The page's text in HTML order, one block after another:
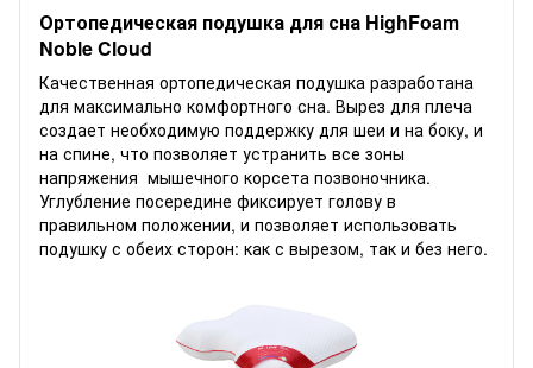
Ортопедическая подушка для сна HighFoam
Noble Cloud
Качественная ортопедическая подушка разработана
для максимально комфортного сна. Вырез для плеча
создает необходимую поддержку для шеи и на боку, и
на спине, что позволяет устранить все зоны
напряжения мышечного корсета позвоночника.
Углубление посередине фиксирует голову в
правильном положении, и позволяет использовать
подушку с обеих сторон: как с вырезом, так и без него.